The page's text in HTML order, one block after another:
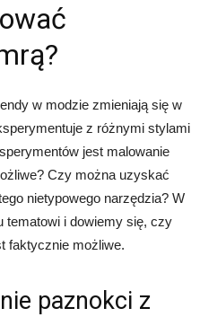
w modzie zmieniają się w
z różnymi stylami
jest malowanie
Czy można uzyskać
nietypowego narzędzia? W
i dowiemy się, czy
faktycznie możliwe.
paznokci z